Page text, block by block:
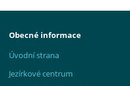
Obecné informace
Úvodní strana
Jezírkové centrum